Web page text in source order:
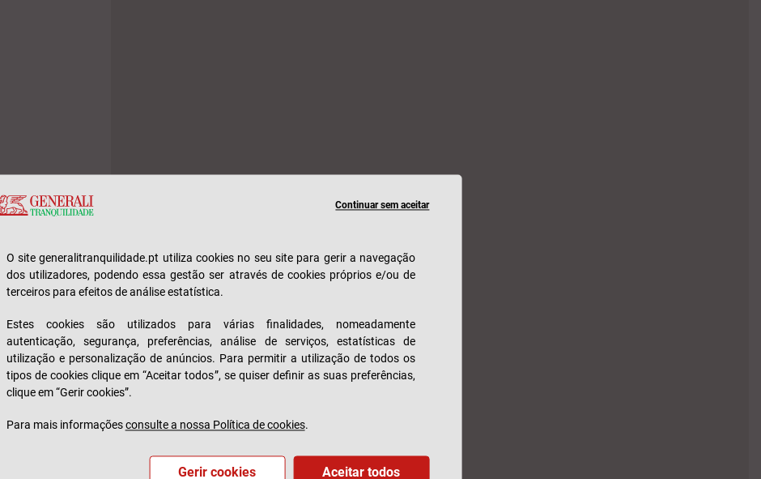
Continuar sem aceitar
O site generalitranquilidade.pt utiliza cookies no seu site para gerir a navegação
dos utilizadores, podendo essa gestão ser através de cookies próprios e/ou de
terceiros para efeitos de análise estatística.
Estes cookies são utilizados para várias finalidades, nomeadamente
autenticação, segurança, preferências, análise de serviços, estatísticas de
utilização e personalização de anúncios. Para permitir a utilização de todos os
tipos de cookies clique em “Aceitar todos”, se quiser definir as suas preferências,
clique em “Gerir cookies”.
Para mais informaçõesconsulte a nossa Política de cookies.
Gerir cookies Aceitar todos